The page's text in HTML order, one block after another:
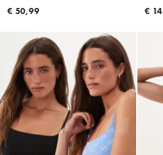
op de tailleband in zwart, deel
€ 50,99
€